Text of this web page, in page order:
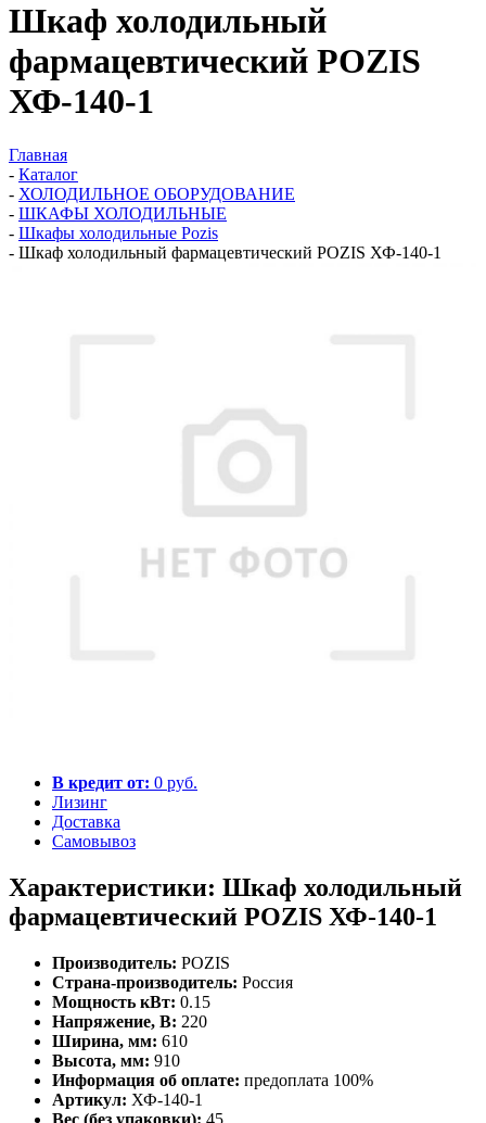
Шкаф холодильный
фармацевтический POZIS
ХФ-140-1
Главная
- Каталог
- ХОЛОДИЛЬНОЕ ОБОРУДОВАНИЕ
- ШКАФЫ ХОЛОДИЛЬНЫЕ
- Шкафы холодильные Pozis
- Шкаф холодильный фармацевтический POZIS ХФ-140-1
В кредит от: 0 руб.
Лизинг
Доставка
Самовывоз
Характеристики: Шкаф холодильный
фармацевтический POZIS ХФ-140-1
Производитель: POZIS
Страна-производитель: Россия
Мощность кВт: 0.15
Напряжение, В: 220
Ширина, мм: 610
Высота, мм: 910
Информация об оплате: предоплата 100%
Артикул: ХФ-140-1
Вес (без упаковки): 45